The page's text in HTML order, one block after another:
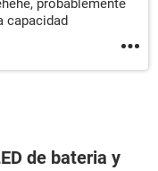
probablemente
capacidad
de bateria y